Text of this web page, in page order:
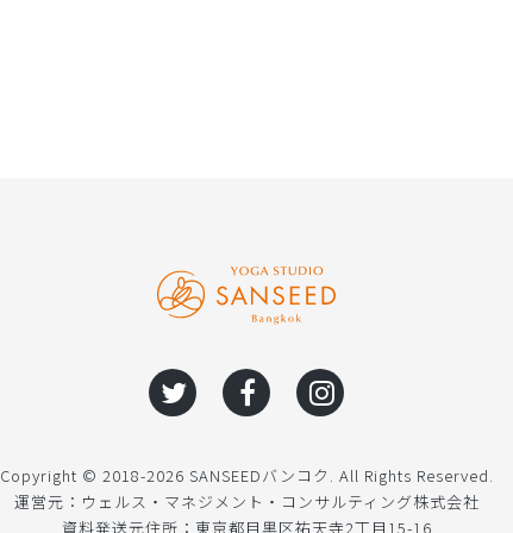
Copyright © 2018-2026 SANSEEDバンコク. All Rights Reserved.
運営元：ウェルス・マネジメント・コンサルティング株式会社
資料発送元住所：東京都目黒区祐天寺2丁目15-16